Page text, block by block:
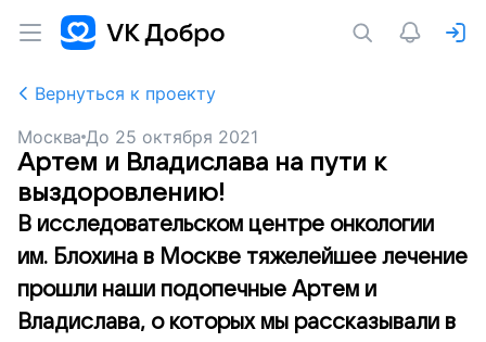
Вернуться к проекту
Москва До 25 октября 2021
Артем и Владислава на пути к
выздоровлению!
В исследовательском центре онкологии
им. Блохина в Москве тяжелейшее лечение
прошли наши подопечные Артем и
Владислава, о которых мы рассказывали в